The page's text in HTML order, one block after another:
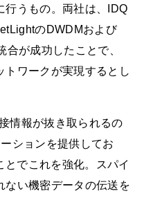
行うもの。両社は、IDQ
のDWDMおよび
が成功したことで、
トワークが実現するとし
情報が抜き取られるの
ションを提供してお
とでこれを強化。スパイ
ない機密データの伝送を